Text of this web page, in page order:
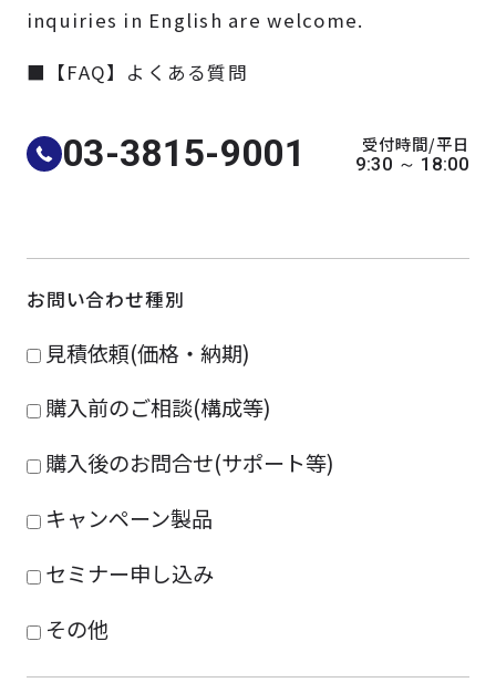
よくある質問
採用情報
会社案内
inquiries in English are welcome.
■【FAQ】よくある質問
03-3815-9001 受付時間/平日
9:30 ～ 18:00
お問い合わせ種別
見積依頼(価格・納期)
購入前のご相談(構成等)
購入後のお問合せ(サポート等)
キャンペーン製品
セミナー申し込み
その他